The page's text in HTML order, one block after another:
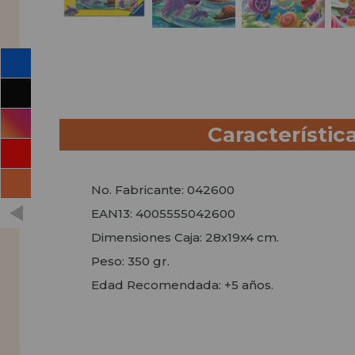
No. Fabricante: 042600
EAN13: 4005555042600
Dimensiones Caja: 28x19x4 cm.
Peso: 350 gr.
Edad Recomendada: +5 años.